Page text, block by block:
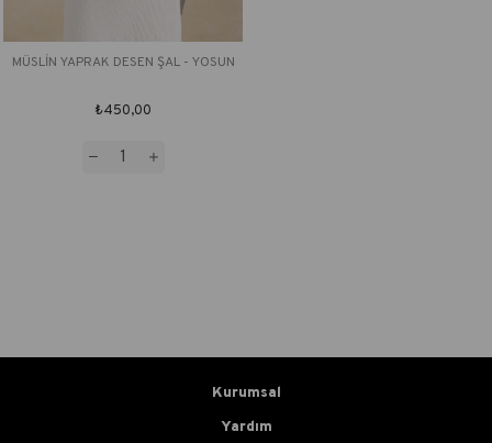
MÜSLİN YAPRAK DESEN ŞAL - YOSUN
₺450,00
Kurumsal
Yardım